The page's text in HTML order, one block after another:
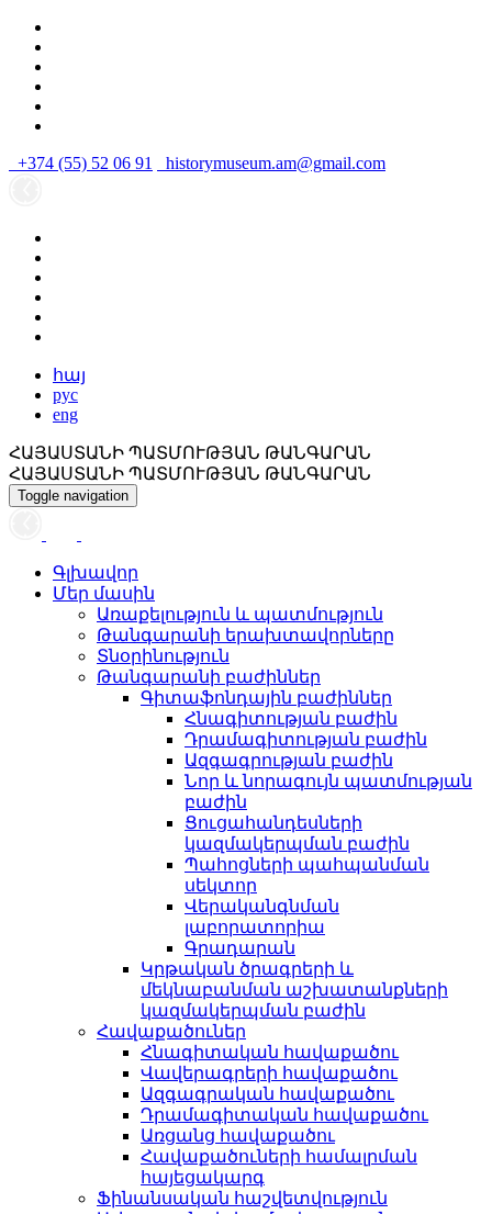
+374 (55) 52 06 91 historymuseum.am@gmail.com
հայ
рус
eng
ՀԱՅԱՍՏԱՆԻ ՊԱՏՄՈՒԹՅԱՆ ԹԱՆԳԱՐԱՆ
ՀԱՅԱՍՏԱՆԻ ՊԱՏՄՈՒԹՅԱՆ ԹԱՆԳԱՐԱՆ
Toggle navigation
Գլխավոր
Մեր մասին
Առաքելություն և պատմություն
Թանգարանի երախտավորները
Տնօրինություն
Թանգարանի բաժիններ
Գիտաֆոնդային բաժիններ
Հնագիտության բաժին
Դրամագիտության բաժին
Ազգագրության բաժին
Նոր և նորագույն պատմության
բաժին
Ցուցահանդեսների
կազմակերպման բաժին
Պահոցների պահպանման
սեկտոր
Վերականգնման
լաբորատորիա
Գրադարան
Կրթական ծրագրերի և
մեկնաբանման աշխատանքների
կազմակերպման բաժին
Հավաքածուներ
Հնագիտական հավաքածու
Վավերագրերի հավաքածու
Ազգագրական հավաքածու
Դրամագիտական հավաքածու
Առցանց հավաքածու
Հավաքածուների համալրման
հայեցակարգ
Ֆինանսական հաշվետվություն